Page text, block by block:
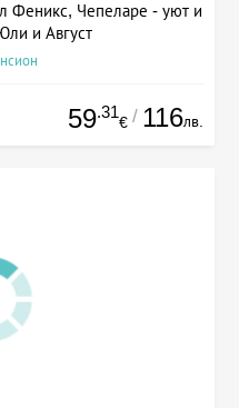
Феникс, Чепеларе - уют и
и Август
59.31
€ / 116лв.